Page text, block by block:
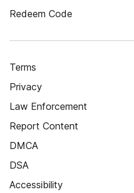
Redeem Code
Terms
Privacy
Law Enforcement
Report Content
DMCA
DSA
Accessibility